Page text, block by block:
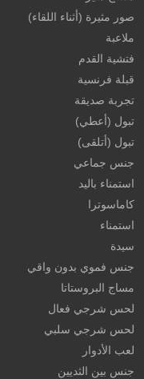
صور مثيرة (أثناء اللقاء)
ملاعبة
فتشية القدم
قبلة فرنسية
تجربة صديقة
تبول (أعطي)
تبول (أتلقى)
جنس جماعي
استمناء باليد
كاماسوترا
استمناء
سيدة
جنس فموي بدون واقي
مساج البروستاتا
لحس شرجي فعال
لحس شرجي سلبي
لعب الأدوار
جنس بين الثديين